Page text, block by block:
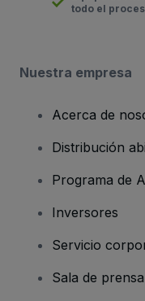
todo el
Nuestra empresa
Acerca de
Distribución
Programa de
Inversores
Servicio
Sala de prensa